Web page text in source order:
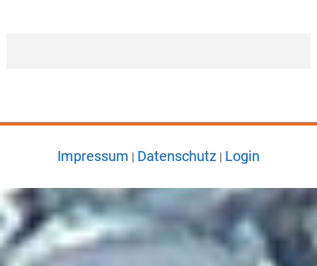
Impressum | Datenschutz | Login